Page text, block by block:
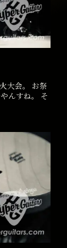
大会。 お祭
んすね。 そ